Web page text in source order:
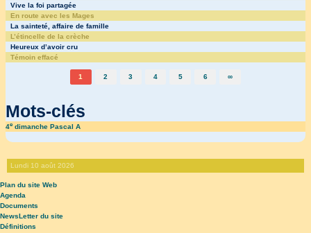
Vive la foi partagée
En route avec les Mages
La sainteté, affaire de famille
L’étincelle de la crèche
Heureux d’avoir cru
Témoin effacé
1 2 3 4 5 6 ∞
Mots-clés
4edimanche Pascal A
Lundi 10 août 2026
Plan du site Web
Agenda
Documents
NewsLetter du site
Définitions